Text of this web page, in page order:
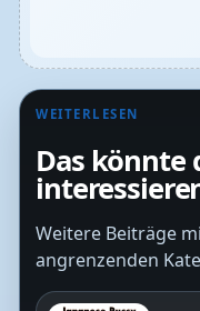
WEITERLESEN
Das könnte
Weitere Beiträge
angrenzenden